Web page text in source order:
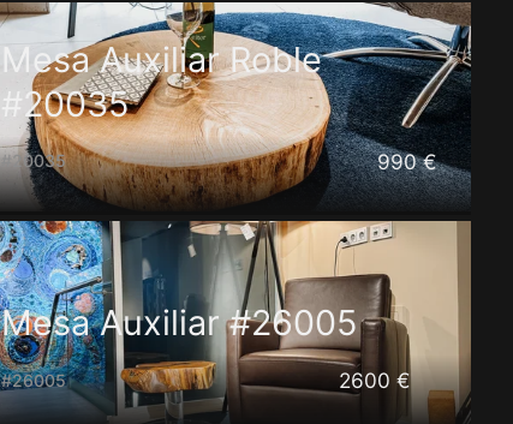
Mesa Auxiliar Roble
#20035
#20035 990 €
Mesa Auxiliar #26005
#26005 2600 €